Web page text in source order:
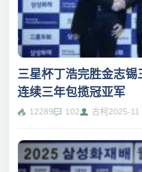
三星杯丁浩完胜金志
连续三年包揽冠亚军
12289 102 古柯2025-11